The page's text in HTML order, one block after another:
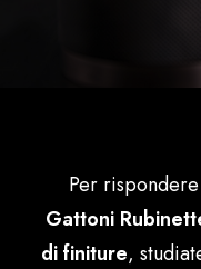
Που να
Επαφές
Per
Gattoni
di finiture,